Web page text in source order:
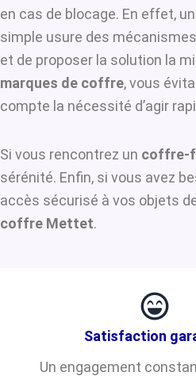
en cas de blocage. En effet,
simple usure des
et de proposer la solution la
marques de coffre, vous
compte la nécessité d’agir
Si vous rencontrez un coffre-
sérénité. Enfin, si vous avez
accès sécurisé à vos objets
coffre Mettet.
Satisfaction
Un engagement